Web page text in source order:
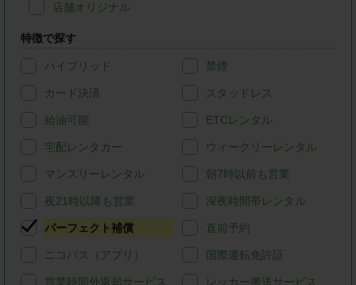
店舗オリジナル
特徴で探す
ハイブリッド 禁煙
カード決済 スタッドレス
給油可能 ETCレンタル
宅配レンタカー ウィークリーレンタル
マンスリーレンタル 朝7時以前も営業
夜21時以降も営業 深夜時間帯レンタル
パーフェクト補償 直前予約
ニコパス（アプリ） 国際運転免許証
営業時間外返却サービス レッカー搬送サービス